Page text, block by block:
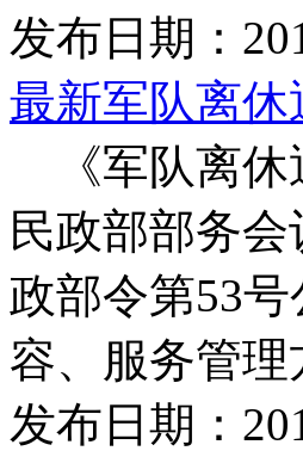
发布日期：
最新军队离
《军队离休
民政部部务
政部令第53
容、服务管理
发布日期：